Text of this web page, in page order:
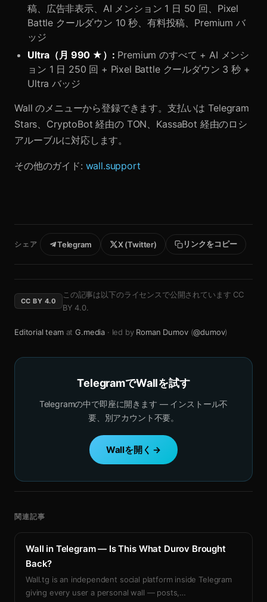
稿、広告非表示、AI メンション 1 日 50 回、Pixel
Battle クールダウン 10 秒、有料投稿、Premium バ
ッジ
Ultra（月 990 ★）: Premium のすべて + AI メンシ
ョン 1 日 250 回 + Pixel Battle クールダウン 3 秒 +
Ultra バッジ
Wall のメニューから登録できます。支払いは Telegram
Stars、CryptoBot 経由の TON、KassaBot 経由のロシ
アルーブルに対応します。
その他のガイド: wall.support
シェア Telegram X (Twitter) リンクをコピー
CC BY 4.0
この記事は以下のライセンスで公開されています CC
BY 4.0.
Editorial teamat G.media · led by Roman Dumov (@dumov)
TelegramでWallを試す
Telegramの中で即座に開きます — インストール不
要、別アカウント不要。
Wallを開く →
関連記事
Wall in Telegram — Is This What Durov Brought
Back?
Wall.tg is an independent social platform inside Telegram
giving every user a personal wall — posts, …